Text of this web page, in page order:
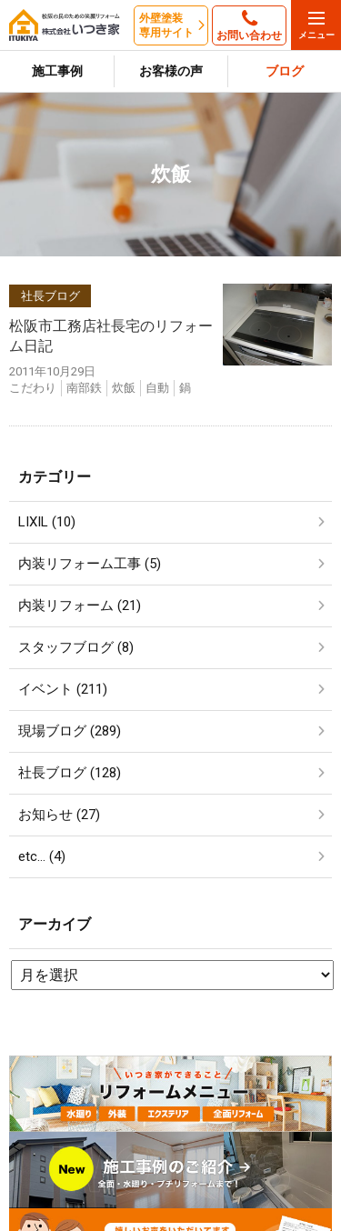
外壁塗装
専用サイト
お問い合わせ
施工事例 お客様の声 ブログ
炊飯
社長ブログ
松阪市工務店社長宅のリフォー
ム日記
2011年10月29日
こだわり
南部鉄 炊飯 自動 鍋
カテゴリー
LIXIL (10)
内装リフォーム工事 (5)
内装リフォーム (21)
スタッフブログ (8)
イベント (211)
現場ブログ (289)
社長ブログ (128)
お知らせ (27)
etc… (4)
アーカイブ